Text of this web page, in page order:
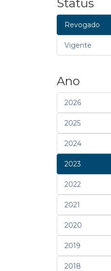
Status
Revogado
Vigente
Ano
2026
2025
2024
2023
2022
2021
2020
2019
2018